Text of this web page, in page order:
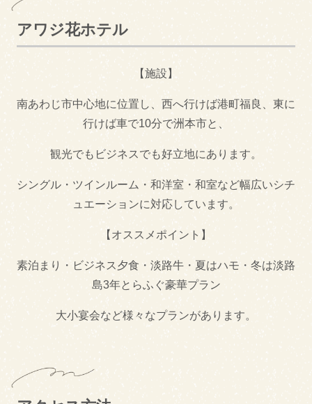
アワジ花ホテル
【施設】
南あわじ市中心地に位置し、西へ行けば港町福良、東に
行けば車で10分で洲本市と、
観光でもビジネスでも好立地にあります。
シングル・ツインルーム・和洋室・和室など幅広いシチ
ュエーションに対応しています。
【オススメポイント】
素泊まり・ビジネス夕食・淡路牛・夏はハモ・冬は淡路
島3年とらふぐ豪華プラン
大小宴会など様々なプランがあります。
民宿・ペンション 公共の宿